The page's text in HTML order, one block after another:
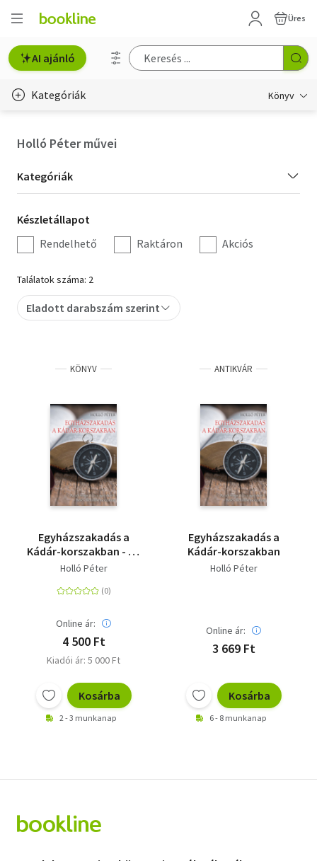
Üres
AI ajánló
Kategóriák Könyv
Hobbi, szabadidő
Irodalom
Művészet
Szakkönyv
Tankönyv, segédkönyv
Társadalomtudomány
Természettudomány
Történelem
Holló Péter művei
Kategória
szűrés
Kategóriák
Készletállapot
szűrés
Készletállapot
Rendelhető
Raktáron Akciós
Találatok száma: 2
Eladott darabszám szerint
KÖNYV
Egyházszakadás a
Kádár-korszakban - Az
adventisták és a
ellenállási mozgalmai
Holló Péter
Online ár:
4 500 Ft
Kiadói ár: 5 000 Ft
Kosárba
2 - 3 munkanap
ANTIKVÁR
Egyházszakadás a
Kádár-korszakban
Holló Péter
Online ár:
3 669 Ft
Kosárba
6 - 8 munkanap